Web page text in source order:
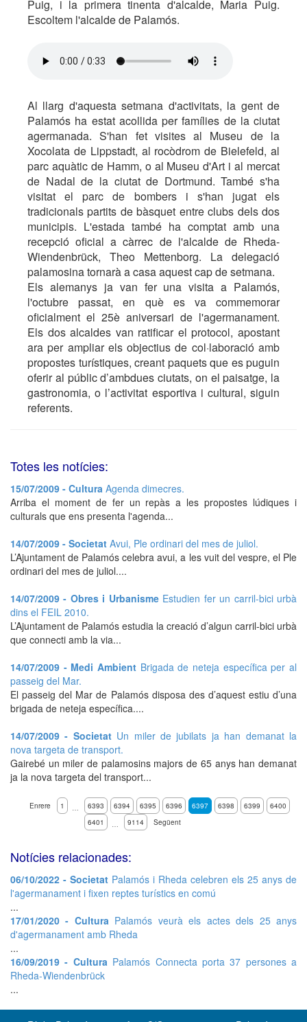
Puig, i la primera tinenta d'alcalde, Maria Puig.
Escoltem l'alcalde de Palamós.
Al llarg d'aquesta setmana d'activitats, la gent de
Palamós ha estat acollida per famílies de la ciutat
agermanada. S'han fet visites al Museu de la
Xocolata de Lippstadt, al rocòdrom de Bielefeld, al
parc aquàtic de Hamm, o al Museu d'Art i al mercat
de Nadal de la ciutat de Dortmund. També s'ha
visitat el parc de bombers i s'han jugat els
tradicionals partits de bàsquet entre clubs dels dos
municipis. L'estada també ha comptat amb una
recepció oficial a càrrec de l'alcalde de Rheda-
Wiendenbrück, Theo Mettenborg. La delegació
palamosina tornarà a casa aquest cap de setmana.
Els alemanys ja van fer una visita a Palamós,
l'octubre passat, en què es va commemorar
oficialment el 25è aniversari de l'agermanament.
Els dos alcaldes van ratificar el protocol, apostant
ara per ampliar els objectius de col·laboració amb
propostes turístiques, creant paquets que es puguin
oferir al públic d’ambdues ciutats, on el paisatge, la
gastronomia, o l’activitat esportiva i cultural, siguin
referents.
Totes les notícies:
15/07/2009 - Cultura Agenda dimecres.
Arriba el moment de fer un repàs a les propostes lúdiques i
culturals que ens presenta l'agenda...
14/07/2009 - Societat Avui, Ple ordinari del mes de juliol.
L’Ajuntament de Palamós celebra avui, a les vuit del vespre, el Ple
ordinari del mes de juliol....
14/07/2009 - Obres i Urbanisme Estudien fer un carril-bici urbà
dins el FEIL 2010.
L’Ajuntament de Palamós estudia la creació d’algun carril-bici urbà
que connecti amb la via...
14/07/2009 - Medi Ambient Brigada de neteja específica per al
passeig del Mar.
El passeig del Mar de Palamós disposa des d’aquest estiu d’una
brigada de neteja específica....
14/07/2009 - Societat Un miler de jubilats ja han demanat la
nova targeta de transport.
Gairebé un miler de palamosins majors de 65 anys han demanat
ja la nova targeta del transport...
Enrere 1 … 6393 6394 6395 6396 6397 6398 6399
6400
6401
… 9114 Següent
Notícies relacionades:
06/10/2022 - Societat Palamós i Rheda celebren els 25 anys de
l'agermanament i fixen reptes turístics en comú
...
17/01/2020 - CulturaPalamós veurà els actes dels 25 anys
d'agermanament amb Rheda
...
16/09/2019 - CulturaPalamós Connecta porta 37 persones a
Rheda-Wiendenbrück
...